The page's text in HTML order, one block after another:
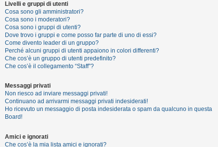
a
t
t
i
v
i
C
e
r
c
a
Livelli e gruppi di utenti
Cosa sono gli amministratori?
Cosa sono i moderatori?
Cosa sono i gruppi di utenti?
Dove trovo i gruppi e come posso far parte di uno di essi?
Come divento leader di un gruppo?
Perché alcuni gruppi di utenti appaiono in colori differenti?
Che cos’è un gruppo di utenti predefinito?
Che cos’è il collegamento “Staff”?
Messaggi privati
Non riesco ad inviare messaggi privati!
Continuano ad arrivarmi messaggi privati indesiderati!
Ho ricevuto un messaggio di posta indesiderata o spam da qualcuno in questa
Board!
Amici e ignorati
Che cos’è la mia lista amici e ignorati?